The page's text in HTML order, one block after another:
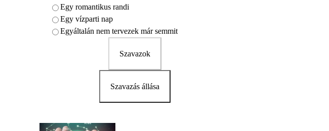
Egy romantikus randi
Egy vízparti nap
Egyáltalán nem tervezek már semmit
Szavazok
Szavazás állása